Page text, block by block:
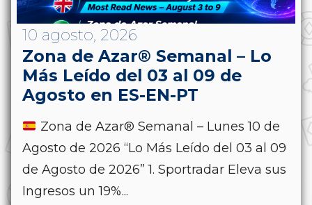
10 agosto, 2026
Zona de Azar® Semanal – Lo
Más Leído del 03 al 09 de
Agosto en ES-EN-PT
Zona de Azar® Semanal – Lunes 10 de
Agosto de 2026 “Lo Más Leído del 03 al 09
de Agosto de 2026” 1. Sportradar Eleva sus
Ingresos un 19%...